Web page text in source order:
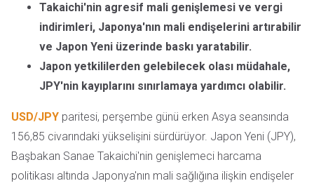
Takaichi'nin agresif mali genişlemesi ve vergi
indirimleri, Japonya'nın mali endişelerini artırabilir
ve Japon Yeni üzerinde baskı yaratabilir.
Japon yetkililerden gelebilecek olası müdahale,
JPY'nin kayıplarını sınırlamaya yardımcı olabilir.
USD/JPY paritesi, perşembe günü erken Asya seansında
156,85 civarındaki yükselişini sürdürüyor. Japon Yeni (JPY),
Başbakan Sanae Takaichi'nin genişlemeci harcama
politikası altında Japonya'nın mali sağlığına ilişkin endişeler